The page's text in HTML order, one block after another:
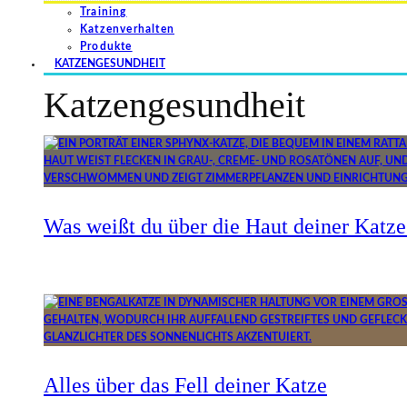
Training
Katzenverhalten
Produkte
KATZENGESUNDHEIT
Katzengesundheit
Was weißt du über die Haut deiner
Alles über das Fell deiner Katze